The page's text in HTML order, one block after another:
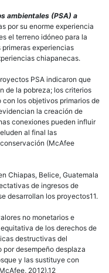
ambientales (PSA) a
por su enorme experiencia
el terreno idóneo para la
primeras experiencias
chiapanecas.
PSA indicaron que
de la pobreza; los criterios
los objetivos primarios de
la creación de
conexiones pueden influir
al final las
(McAfee
Chiapas, Belice, Guatemala
de ingresos de
desarrollan los proyectos11.
no monetarios e
de los derechos de
destructivas del
por desempeño desplaza
y las sustituye con
2012).12